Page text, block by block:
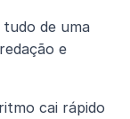
de uma
e
cai rápido